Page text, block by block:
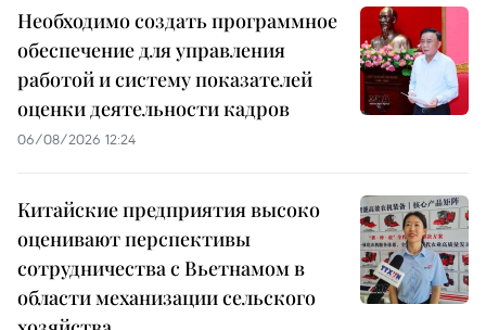
Необходимо создать программное
обеспечение для управления
работой и систему показателей
оценки деятельности кадров
06/08/2026 12:24
Китайские предприятия высоко
оценивают перспективы
сотрудничества с Вьетнамом в
области механизации сельского